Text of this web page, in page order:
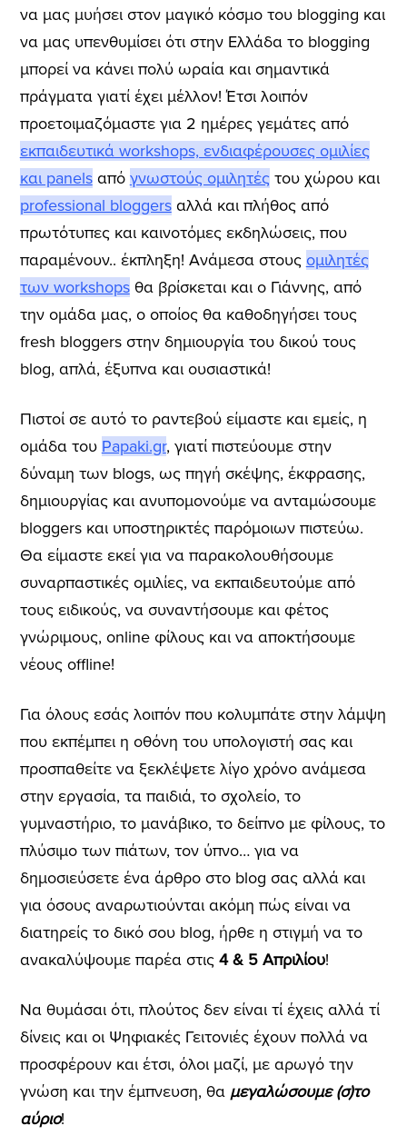
να μας μυήσει στον μαγικό κόσμο του blogging και
να μας υπενθυμίσει ότι στην Ελλάδα το blogging
μπορεί να κάνει πολύ ωραία και σημαντικά
πράγματα γιατί έχει μέλλον! Έτσι λοιπόν
προετοιμαζόμαστε για 2 ημέρες γεμάτες από
εκπαιδευτικά workshops, ενδιαφέρουσες ομιλίες
και panelsαπό γνωστούς ομιλητές του χώρου και
professional bloggersαλλά και πλήθος από
πρωτότυπες και καινοτόμες εκδηλώσεις, που
παραμένουν.. έκπληξη! Ανάμεσα στους ομιλητές
των workshopsθα βρίσκεται και ο Γιάννης, από
την ομάδα μας, ο οποίος θα καθοδηγήσει τους
fresh bloggers στην δημιουργία του δικού τους
blog, απλά, έξυπνα και ουσιαστικά!
Πιστοί σε αυτό το ραντεβού είμαστε και εμείς, η
ομάδα του Papaki.gr, γιατί πιστεύουμε στην
δύναμη των blogs, ως πηγή σκέψης, έκφρασης,
δημιουργίας και ανυπομονούμε να ανταμώσουμε
bloggers και υποστηρικτές παρόμοιων πιστεύω.
Θα είμαστε εκεί για να παρακολουθήσουμε
συναρπαστικές ομιλίες, να εκπαιδευτούμε από
τους ειδικούς, να συναντήσουμε και φέτος
γνώριμους, online φίλους και να αποκτήσουμε
νέους offline!
Για όλους εσάς λοιπόν που κολυμπάτε στην λάμψη
που εκπέμπει η οθόνη του υπολογιστή σας και
προσπαθείτε να ξεκλέψετε λίγο χρόνο ανάμεσα
στην εργασία, τα παιδιά, το σχολείο, το
γυμναστήριο, το μανάβικο, το δείπνο με φίλους, το
πλύσιμο των πιάτων, τον ύπνο… για να
δημοσιεύσετε ένα άρθρο στο blog σας αλλά και
για όσους αναρωτιούνται ακόμη πώς είναι να
διατηρείς το δικό σου blog, ήρθε η στιγμή να το
ανακαλύψουμε παρέα στις 4 & 5 Απριλίου!
Να θυμάσαι ότι, πλούτος δεν είναι τί έχεις αλλά τί
δίνεις και οι Ψηφιακές Γειτονιές έχουν πολλά να
προσφέρουν και έτσι, όλοι μαζί, με αρωγό την
γνώση και την έμπνευση, θα μεγαλώσουμε (σ)το
αύριο!